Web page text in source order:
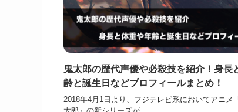
鬼太郎の歴代声優や必殺技を紹介！身長
齢と誕生日などプロフィールまとめ！
2018年4月1日より、フジテレビ系においてアニメ